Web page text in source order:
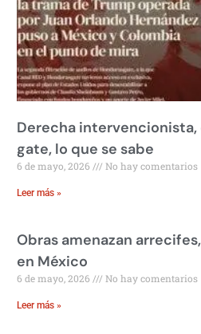
Derecha
gate, lo que se sabe
6 de mayo, 2026 No hay comentarios
Leer más »
Obras amenazan
en México
6 de mayo, 2026 No hay comentarios
Leer más »